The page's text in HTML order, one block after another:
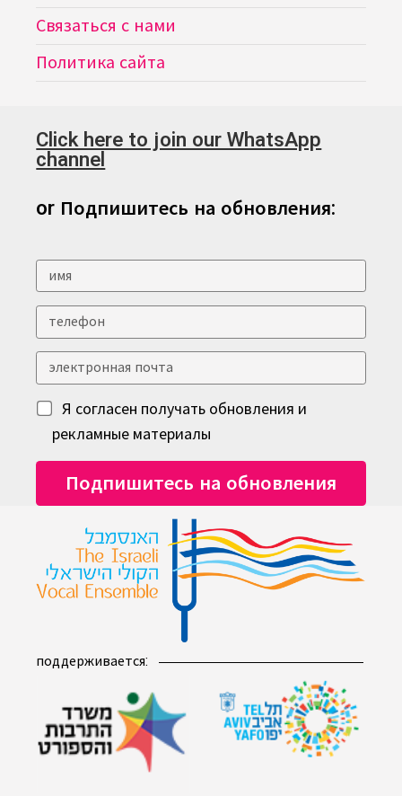
Связаться с нами
Политика сайта
Click here to join our WhatsApp
channel
or Подпишитесь на обновления:
Я согласен получать обновления и
рекламные материалы
поддерживается: